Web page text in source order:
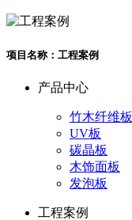
项目名称：工程案例
产品中心
竹木纤维板
UV板
碳晶板
木饰面板
发泡板
工程案例